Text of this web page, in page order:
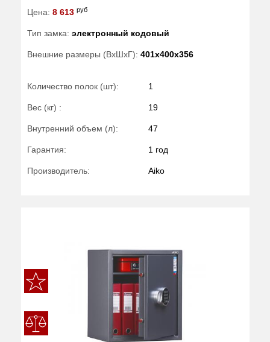
Цена: 8 613 руб
Тип замка: электронный кодовый
Внешние размеры (ВхШхГ): 401x400x356
Количество полок (шт): 1
Вес (кг) : 19
Внутренний объем (л): 47
Гарантия: 1 год
Производитель: Aiko